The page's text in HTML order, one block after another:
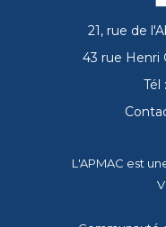
21, rue de
43 rue Henri
Tél
L'APMAC est